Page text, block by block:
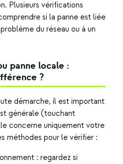
Plusieurs vérifications
si la panne est liée
du réseau ou à un
panne locale :
?
démarche, il est important
générale (touchant
concerne uniquement votre
méthodes pour le vérifier :
: regardez si